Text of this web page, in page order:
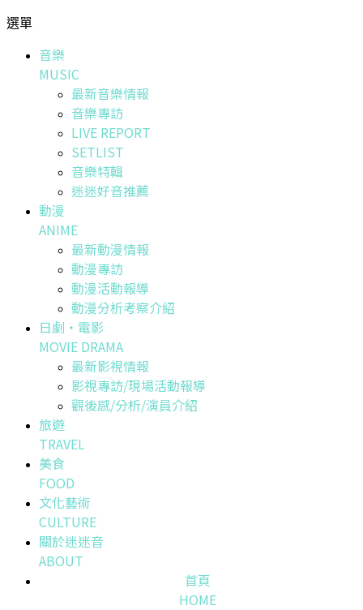
選單
音樂
MUSIC
最新音樂情報
音樂專訪
LIVE REPORT
SETLIST
音樂特輯
迷迷好音推薦
動漫
ANIME
最新動漫情報
動漫專訪
動漫活動報導
動漫分析考察介紹
日劇・電影
MOVIE DRAMA
最新影視情報
影視專訪/現場活動報導
觀後感/分析/演員介紹
旅遊
TRAVEL
美食
FOOD
文化藝術
CULTURE
關於迷迷音
ABOUT
首頁
HOME